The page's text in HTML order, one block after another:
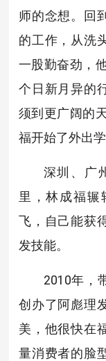
师的念想。回
的工作，从洗
一股勤奋劲，
个日新月异的
须到更广阔的
福开始了外出学
深圳、广
里，林成福辗
飞，自己能获
发技能。
2010年，
创办了阿彪理
美，他很快在
量消费者的脸